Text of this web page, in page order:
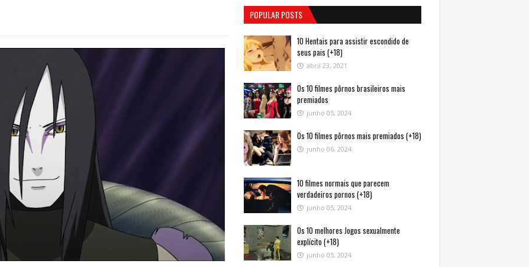
POPULAR POSTS
10 Hentais para assistir escondido de
seus pais (+18)
abril 23, 2021
Os 10 filmes pôrnos brasileiros mais
premiados
junho 05, 2024
Os 10 filmes pôrnos mais premiados (+18)
junho 06, 2024
10 filmes normais que parecem
verdadeiros pornos (+18)
junho 05, 2024
Os 10 melhores Jogos sexualmente
explícito (+18)
junho 05, 2024